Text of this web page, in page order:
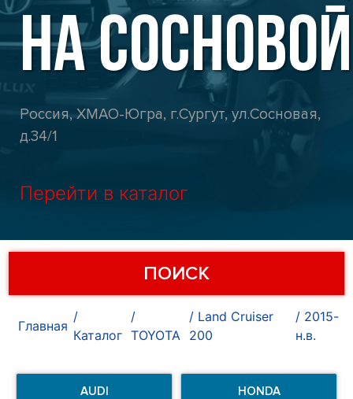
НА СОСНОВОЙ
Россия, ХМАО-Югра, г.Сургут, ул.Сосновая,
д.34/1
Перейти в каталог
ПОИСК
Главная
Каталог TOYOTA
Land Cruiser
200
2015-
н.в.
AUDI HONDA